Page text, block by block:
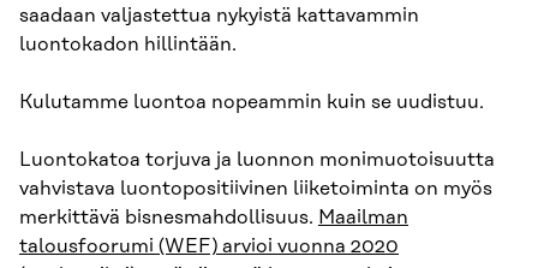
saadaan valjastettua nykyistä kattavammin
luontokadon hillintään.
Kulutamme luontoa nopeammin kuin se uudistuu.
Luontokatoa torjuva ja luonnon monimuotoisuutta
vahvistava luontopositiivinen liiketoiminta on myös
merkittävä bisnesmahdollisuus. Maailman
talousfoorumi (WEF) arvioi vuonna 2020